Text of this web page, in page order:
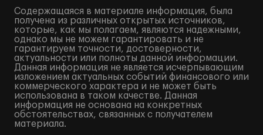
Содержащаяся в материале информация, была
получена из различных открытых источников,
которые, как мы полагаем, являются надежными,
однако мы не можем гарантировать и не
гарантируем точности, достоверности,
актуальности или полноты данной информации.
Данная информация не является исчерпывающим
изложением актуальных событий финансового или
коммерческого характера и не может быть
использована в таком качестве. Данная
информация не основана на конкретных
обстоятельствах, связанных с получателем
материала.